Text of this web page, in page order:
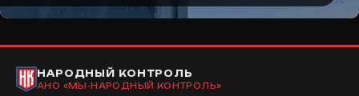
НАРОДНЫЙ КОНТРОЛЬ
АНО «МЫ-НАРОДНЫЙ КОНТРОЛЬ»